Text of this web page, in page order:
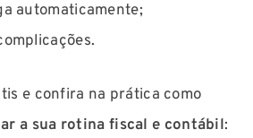
automaticamente;
e confira na prática como
a sua rotina fiscal e contábil: